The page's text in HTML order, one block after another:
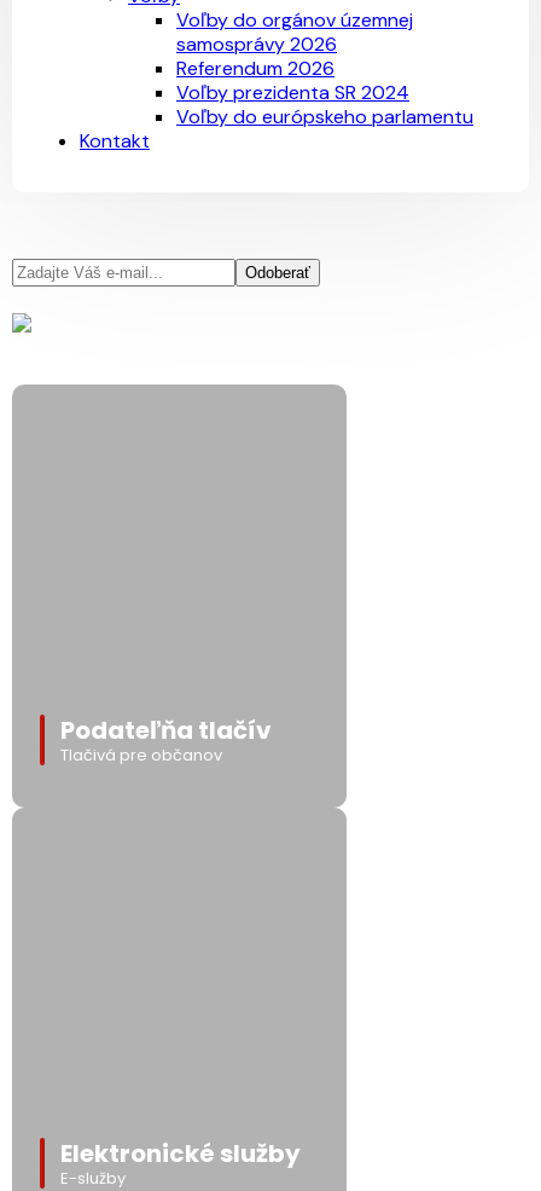
Voľby do orgánov územnej
samosprávy 2026
Referendum 2026
Voľby prezidenta SR 2024
Voľby do európskeho parlamentu
Kontakt
Odoberať
Podateľňa tlačív
Tlačivá pre občanov
Elektronické služby
E-služby